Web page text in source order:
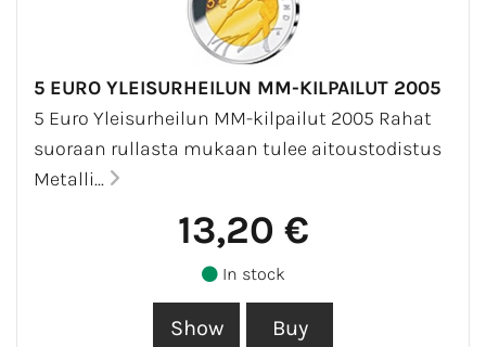
5 EURO YLEISURHEILUN MM-KILPAILUT 2005
5 Euro Yleisurheilun MM-kilpailut 2005 Rahat
suoraan rullasta mukaan tulee aitoustodistus
Metalli...
13,20 €
In stock